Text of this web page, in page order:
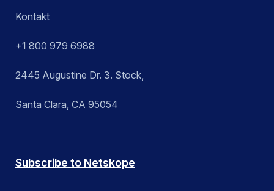
Kontakt
+1 800 979 6988
2445 Augustine Dr. 3. Stock,
Santa Clara, CA 95054
Subscribe to Netskope